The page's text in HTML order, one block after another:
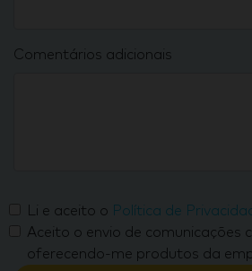
Comentários adicionais
Li e aceito o Política de
Aceito o envio de comunicações
oferecendo-me produtos da